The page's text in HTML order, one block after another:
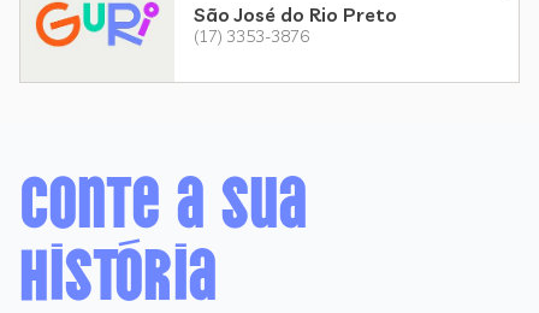
São José do Rio Preto
(17) 3353-3876
Conte a sua
história